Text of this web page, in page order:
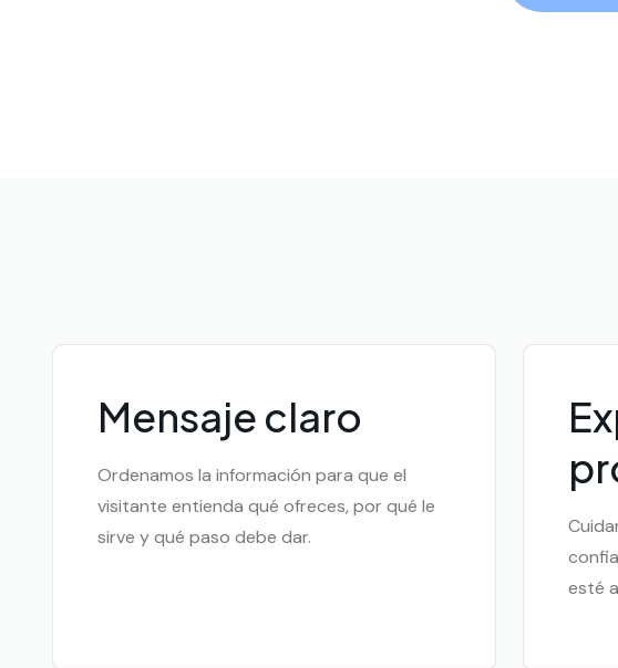
Mensaje claro
Ordenamos la información para que el
visitante entienda qué ofreces, por qué le
sirve y qué paso debe dar.
esté